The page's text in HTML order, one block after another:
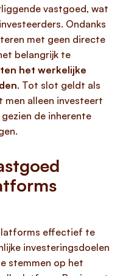
vastgoed, wat
Ondanks
met geen directe
belangrijk te
het werkelijke
. Tot slot geldt als
men alleen investeert
de inherente
effectief te
investeringsdoelen
stemmen op het